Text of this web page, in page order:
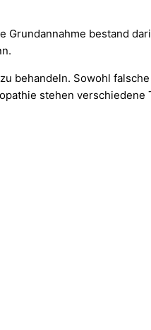
bestand
behandeln. Sowohl
stehen verschiedene